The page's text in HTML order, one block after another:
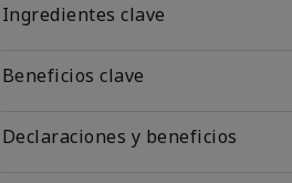
Ingredientes clave
Beneficios clave
Declaraciones y beneficios